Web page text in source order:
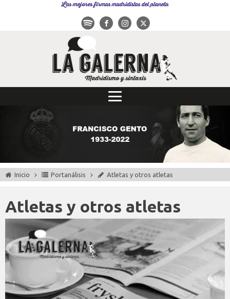
Las mejores firmas madridistas del planeta
Inicio Portanálisis Atletas y otros atletas
Atletas y otros atletas